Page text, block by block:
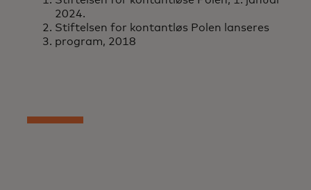
2024.
Stiftelsen for kontantløs Polen lanseres
program, 2018